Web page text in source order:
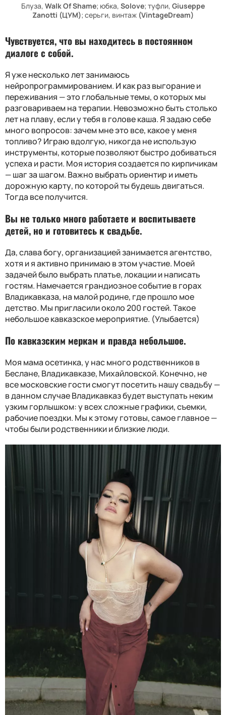
Блуза, Walk Of Shame; юбка, Solove; туфли, Giuseppe
Zanotti (ЦУМ); серьги, винтаж (VintageDream)
Чувствуется, что вы находитесь в постоянном
диалоге с собой.
Я уже несколько лет занимаюсь
нейропрограммированием. И как раз выгорание и
переживания — это глобальные темы, о которых мы
разговариваем на терапии. Невозможно быть столько
лет на плаву, если у тебя в голове каша. Я задаю себе
много вопросов: зачем мне это все, какое у меня
топливо? Играю вдолгую, никогда не использую
инструменты, которые позволяют быстро добиваться
успеха и расти. Моя история создается по кирпичикам
— шаг за шагом. Важно выбрать ориентир и иметь
дорожную карту, по которой ты будешь двигаться.
Тогда все получится.
Вы не только много работаете и воспитываете
детей, но и готовитесь к свадьбе.
Да, слава богу, организацией занимается агентство,
хотя и я активно принимаю в этом участие. Моей
задачей было выбрать платье, локации и написать
гостям. Намечается грандиозное событие в горах
Владикавказа, на малой родине, где прошло мое
детство. Мы пригласили около 200 гостей. Такое
небольшое кавказское мероприятие. (Улыбается)
По кавказским меркам и правда небольшое.
Моя мама осетинка, у нас много родственников в
Беслане, Владикавказе, Михайловской. Конечно, не
все московские гости смогут посетить нашу свадьбу —
в данном случае Владикавказ будет выступать неким
узким горлышком: у всех сложные графики, съемки,
рабочие поездки. Мы к этому готовы, самое главное —
чтобы были родственники и близкие люди.